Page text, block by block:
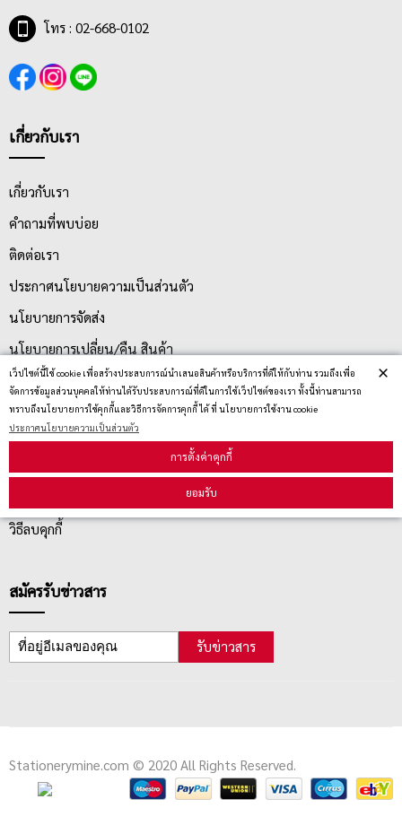
เว็ปไซต์นี้ใช้ cookie เพื่อสร้างประสบการณ์นำเสนอสินค้าหรือบริการที่ดีให้กับท่าน รวมถึงเพื่อ
จัดการข้อมูลส่วนบุคคลให้ท่านได้รับประสบการณ์ที่ดีในการใช้เว็ปไซต์ของเรา ทั้งนี้ท่านสามารถ
ทราบถึงนโยบายการใช้คุกกี้และวิธีการจัดการคุกกี้ ได้ ที่ นโยบายการใช้งาน cookie
ประกาศนโยบายความเป็นส่วนตัว
การตั้งค่าคุกกี้
ยอมรับ
×
โทร : 02-668-0102
เกี่ยวกับเรา
เกี่ยวกับเรา
คำถามที่พบบ่อย
ติดต่อเรา
ประกาศนโยบายความเป็นส่วนตัว
นโยบายการจัดส่ง
นโยบายการเปลี่ยน/คืน สินค้า
บริการลูกค้า
วิธีลบคุกกี้
สมัครรับข่าวสาร
รับข่าวสาร
Stationerymine.com © 2020 All Rights Reserved.